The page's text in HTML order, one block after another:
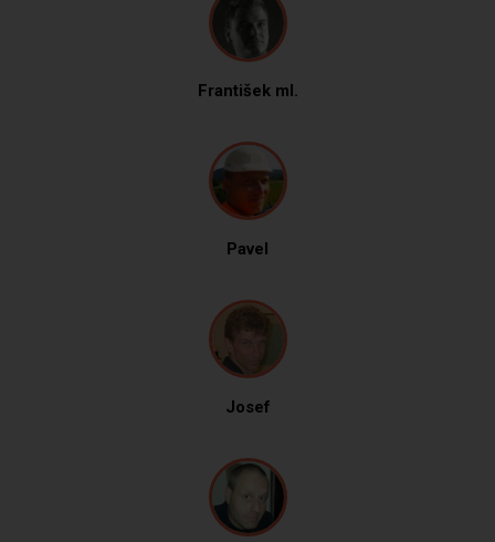
František ml.
Pavel
Josef